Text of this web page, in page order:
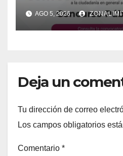
Público 2026
AGO 5, 2026
Deja un
Tu dirección de correo
Los campos obligatorios
Comentario *